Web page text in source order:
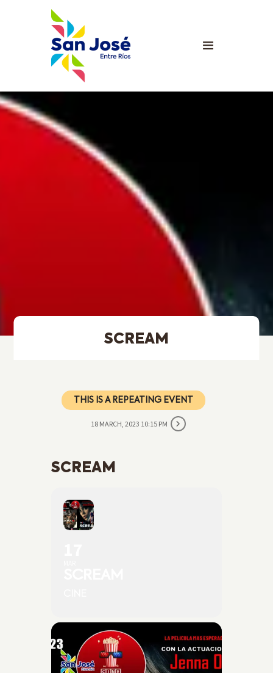
SCREAM
THIS IS A REPEATING EVENT
18 MARCH, 2023 10:15 PM
SCREAM